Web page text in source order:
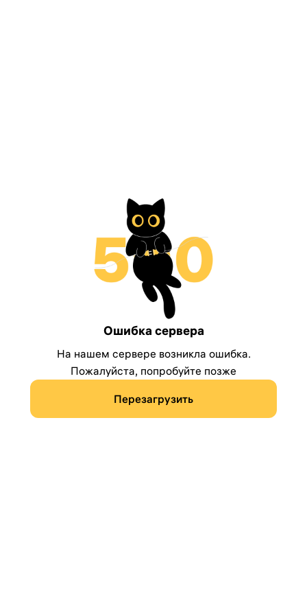
Ошибка сервера
На нашем сервере возникла ошибка.
Пожалуйста, попробуйте позже
Перезагрузить